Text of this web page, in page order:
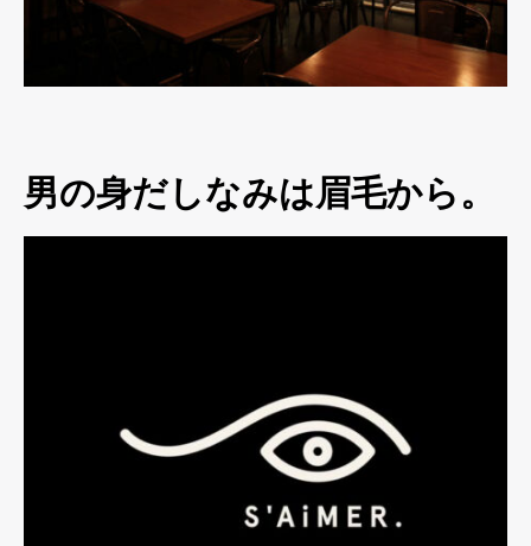
男の身だしなみは眉毛から。